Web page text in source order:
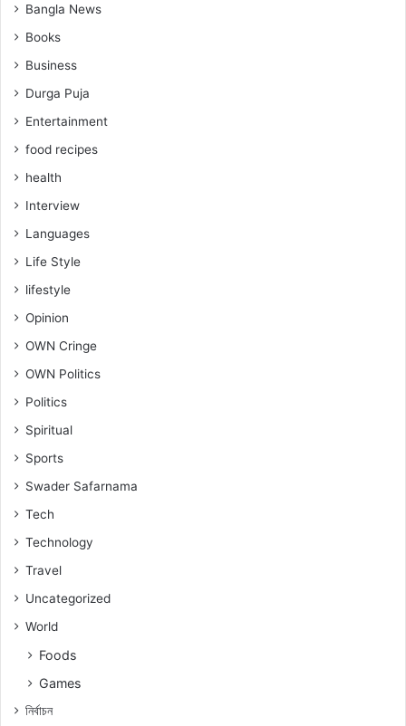
Bangla News
Books
Business
Durga Puja
Entertainment
food recipes
health
Interview
Languages
Life Style
lifestyle
Opinion
OWN Cringe
OWN Politics
Politics
Spiritual
Sports
Swader Safarnama
Tech
Technology
Travel
Uncategorized
World
Foods
Games
নিৰ্বাচন